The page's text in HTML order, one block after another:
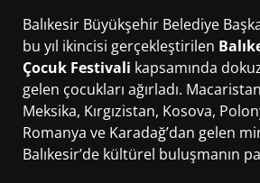
Balıkesir Büyükşehir Belediye
bu yıl ikincisi gerçekleştirilen
Çocuk Festivali kapsamında
gelen çocukları ağırladı.
Meksika, Kırgızistan, Kosova,
Romanya ve Karadağ’dan gelen
Balıkesir’de kültürel buluşmanın